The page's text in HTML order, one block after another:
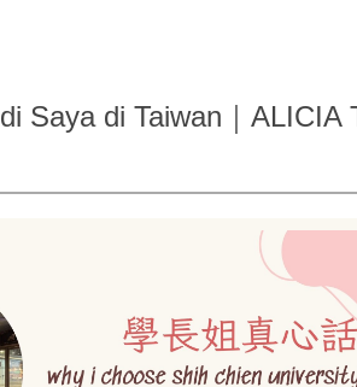
Saya di Taiwan｜